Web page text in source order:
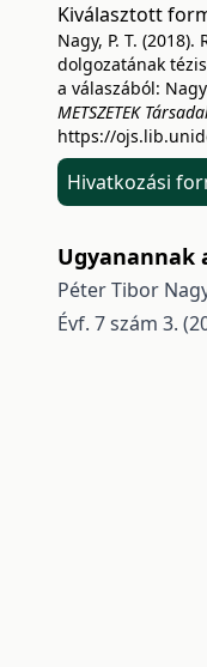
Kiválasztott
Nagy, P. T.
dolgozatának
a válaszából:
METSZETEK
https://
Hivatkozási
Ugyanannak
Péter Tibor
Évf. 7 szám 3.